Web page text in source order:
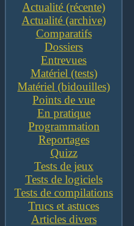
Actualité (récente)
Actualité (archive)
Comparatifs
Dossiers
Entrevues
Matériel (tests)
Matériel (bidouilles)
Points de vue
En pratique
Programmation
Reportages
Quizz
Tests de jeux
Tests de logiciels
Tests de compilations
Trucs et astuces
Articles divers